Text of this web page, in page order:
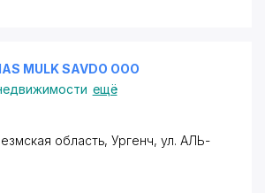
MULK SAVDO ООО
ещё
область, Ургенч, ул. АЛЬ-